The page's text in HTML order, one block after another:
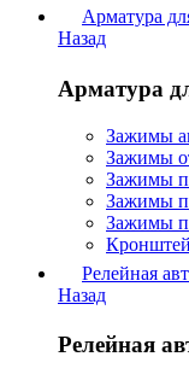
Арматура
Назад
Арматура
Зажимы
Зажимы
Зажимы
Зажимы
Зажимы
Релейная
Назад
Релейная